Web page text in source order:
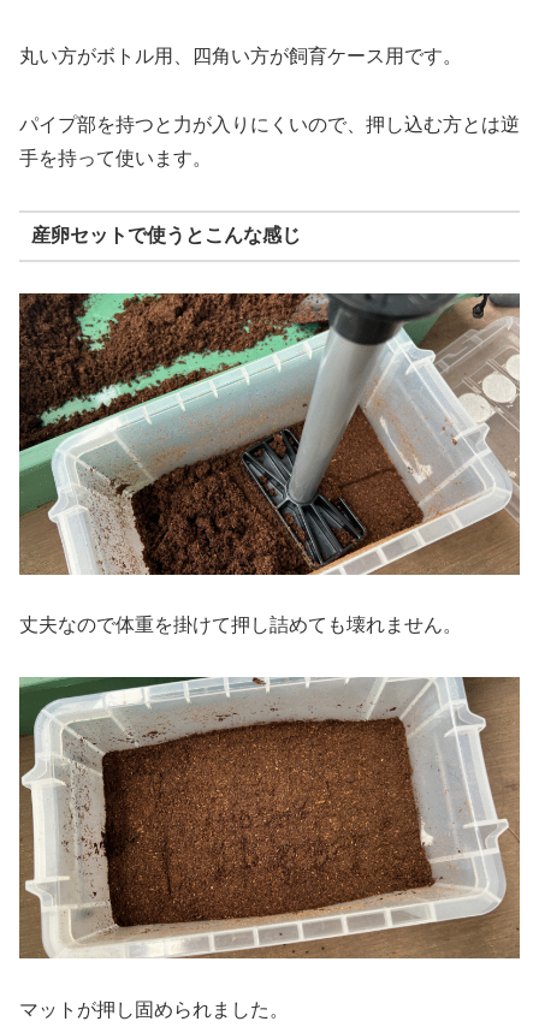
丸い方がボトル用、四角い方が飼育ケース用です。
パイプ部を持つと力が入りにくいので、押し込む方とは逆
手を持って使います。
産卵セットで使うとこんな感じ
丈夫なので体重を掛けて押し詰めても壊れません。
マットが押し固められました。